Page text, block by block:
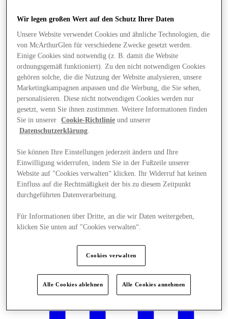
Shops
Wir legen großen Wert auf den Schutz Ihrer Daten
Unsere Website verwendet Cookies und ähnliche Technologien, die
von McArthurGlen für verschiedene Zwecke gesetzt werden.
Einige Cookies sind notwendig (z. B. damit die Website
ordnungsgemäß funktioniert). Zu den nicht notwendigen Cookies
gehören solche, die die Nutzung der Website analysieren, unsere
Marketingkampagnen anpassen und die Werbung, die Sie sehen,
personalisieren. Diese nicht notwendigen Cookies werden nur
gesetzt, wenn Sie ihnen zustimmen. Weitere Informationen finden
Sie in unserer
Cookie-Richtlinie und unserer
Datenschutzerklärung.
Sie können Ihre Einstellungen jederzeit ändern und Ihre
Einwilligung widerrufen, indem Sie in der Fußzeile unserer
Website auf "Cookies verwalten“ klicken. Ihr Widerruf hat keinen
Einfluss auf die Rechtmäßigkeit der bis zu diesem Zeitpunkt
durchgeführten Datenverarbeitung.
Für Informationen über Dritte, an die wir Daten weitergeben,
klicken Sie unten auf "Cookies verwalten“.
Cookies verwalten
Alle Cookies ablehnen Alle Cookies annehmen